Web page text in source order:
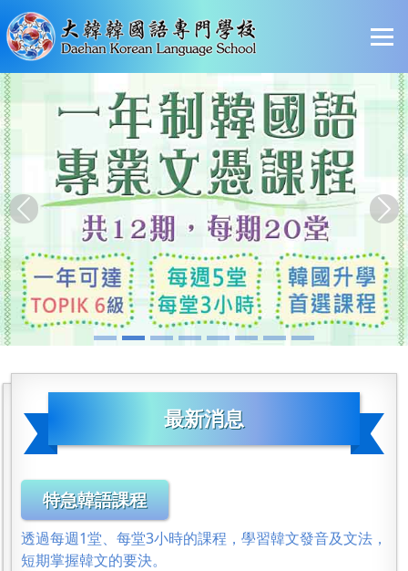
最新消息
特急韓語課程
透過每週1堂、每堂3小時的課程，學習韓文發音及文法，
短期掌握韓文的要決。